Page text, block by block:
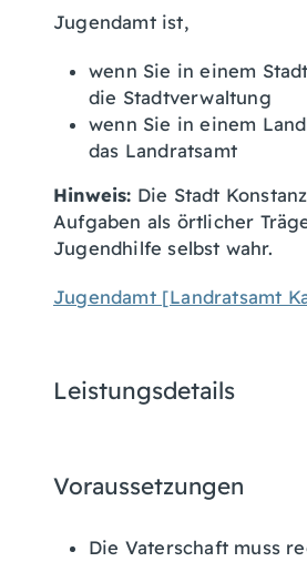
Jugendamt ist,
wenn Sie in einem
die Stadtverwaltung
wenn Sie in einem
das Landratsamt
Hinweis: Die Stadt
Aufgaben als örtlicher
Jugendhilfe selbst wahr.
Jugendamt [Landratsamt
Leistungsdetails
Voraussetzungen
Die Vaterschaft muss